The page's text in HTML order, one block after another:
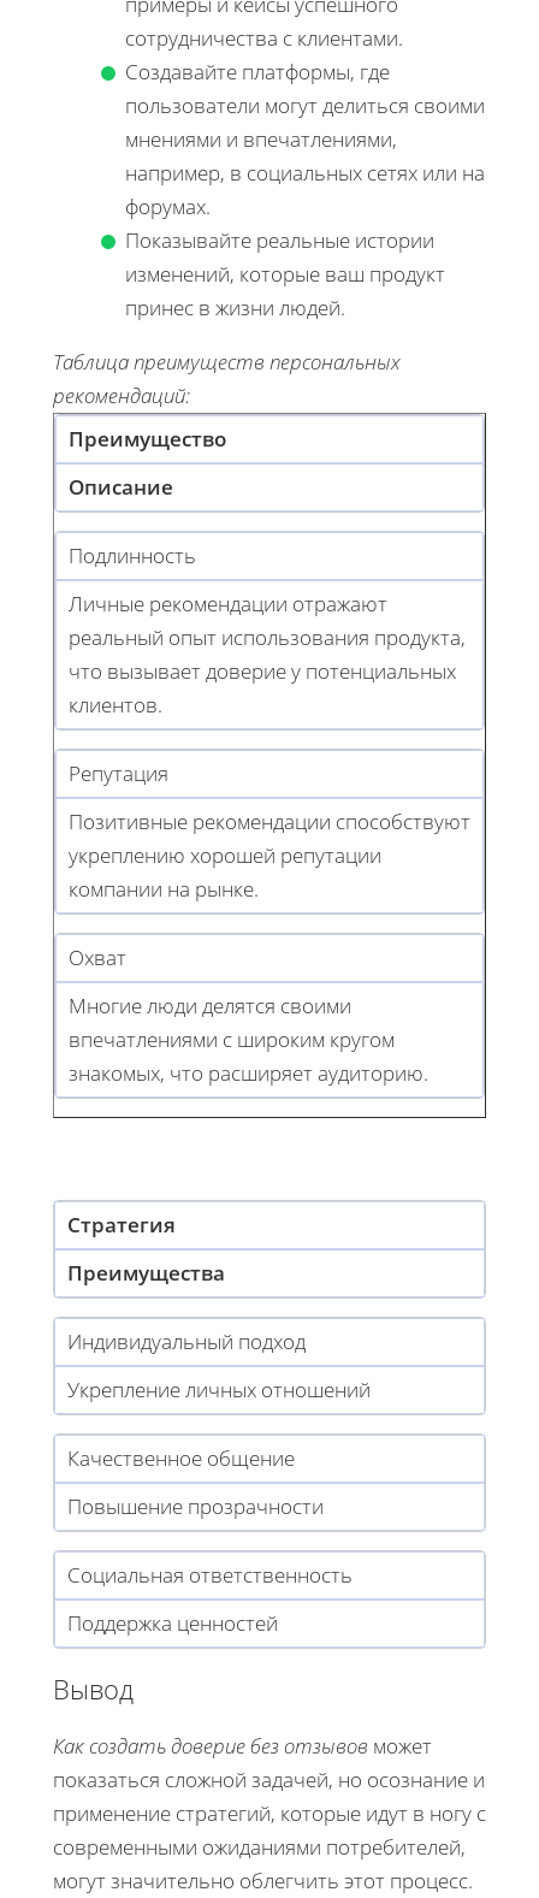
сотрудничества с клиентами.
Создавайте платформы, где
пользователи могут делиться своими
мнениями и впечатлениями,
например, в социальных сетях или на
форумах.
Показывайте реальные истории
изменений, которые ваш продукт
принес в жизни людей.
Таблица преимуществ персональных
рекомендаций:
Преимущество
Описание
Подлинность
Личные рекомендации отражают
реальный опыт использования продукта,
что вызывает доверие у потенциальных
клиентов.
Репутация
Позитивные рекомендации способствуют
укреплению хорошей репутации
компании на рынке.
Охват
Многие люди делятся своими
впечатлениями с широким кругом
знакомых, что расширяет аудиторию.
Стратегия
Преимущества
Индивидуальный подход
Укрепление личных отношений
Качественное общение
Повышение прозрачности
Социальная ответственность
Поддержка ценностей
Вывод
Как создать доверие без отзывов может
показаться сложной задачей, но осознание и
применение стратегий, которые идут в ногу с
современными ожиданиями потребителей,
могут значительно облегчить этот процесс.